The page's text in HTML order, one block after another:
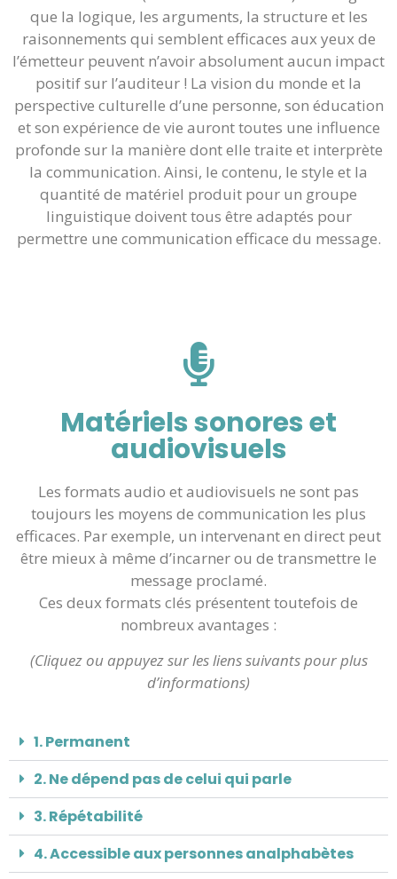
que la logique, les arguments, la structure et les
raisonnements qui semblent efficaces aux yeux de
l’émetteur peuvent n’avoir absolument aucun impact
positif sur l’auditeur ! La vision du monde et la
perspective culturelle d’une personne, son éducation
et son expérience de vie auront toutes une influence
profonde sur la manière dont elle traite et interprète
la communication. Ainsi, le contenu, le style et la
quantité de matériel produit pour un groupe
linguistique doivent tous être adaptés pour
permettre une communication efficace du message.
Matériels sonores et
audiovisuels
Les formats audio et audiovisuels ne sont pas
toujours les moyens de communication les plus
efficaces. Par exemple, un intervenant en direct peut
être mieux à même d’incarner ou de transmettre le
message proclamé.
Ces deux formats clés présentent toutefois de
nombreux avantages :
(Cliquez ou appuyez sur les liens suivants pour plus
d’informations)
1. Permanent
2. Ne dépend pas de celui qui parle
3. Répétabilité
4. Accessible aux personnes analphabètes